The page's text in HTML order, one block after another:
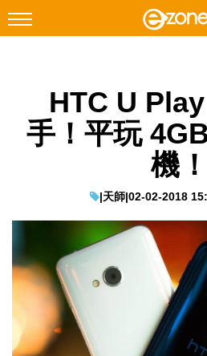
Facebook Instagram
科技焦點
教學評測
EduTech
IT Times
生成式AI與雲端應用
Enterprise Digital Transformation
HTC U
手！平玩
機！
|天師|02-02-2018